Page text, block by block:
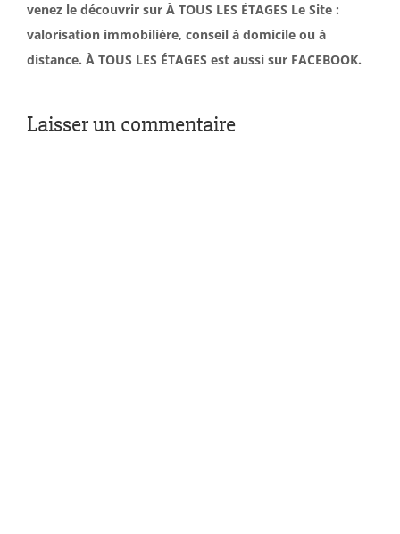
venez le découvrir sur À TOUS LES ÉTAGES Le Site :
valorisation immobilière, conseil à domicile ou à
distance. À TOUS LES ÉTAGES est aussi sur FACEBOOK.
Laisser un commentaire